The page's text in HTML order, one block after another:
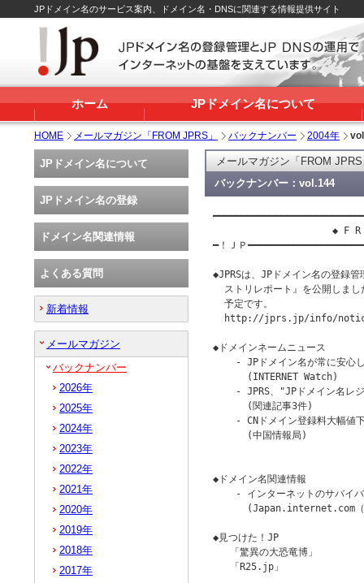
JPドメイン名のサービス案内、ドメイン名・DNSに関連する情報提供サイト
ホーム JPドメイン名について
HOME メールマガジン「FROM JPRS」 バックナンバー 2004年
メールマガジン「FROM
バックナンバー：vol.144
◆ F
━！ＪＰ
◆JPRSは、JPドメイン名の登録
ストリレポート』を公開しま
  予定です。
http://jprs.jp/info/
◆ドメインネームニュース
- JPドメイン名が常に安心
      (INTERNET Watch)
- JPRS、"JPドメイン名レ
      (関連記事3件)
- CNドメイン登録料大幅値
      (中国情報局)
◆ドメイン名関連情報
- インターネットのサバイ
(Japan.internet.com
◆見つけた！JP
   「驚異の大恐竜博」
   「R25.jp」
JPドメイン名について
JPドメイン名の登録
ドメイン名関連情報
よくある質問
新着情報
メールマガジン
バックナンバー
2026年
2025年
2024年
2023年
2022年
2021年
2020年
2019年
2018年
2017年